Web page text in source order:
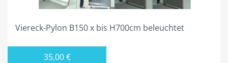
Viereck-Pylon B150 x bis H700cm beleuchtet
35,00€